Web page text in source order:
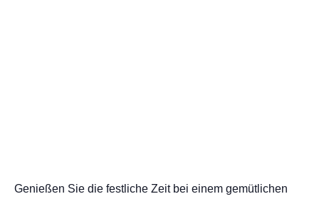
Genießen Sie die festliche Zeit bei einem gemütlichen